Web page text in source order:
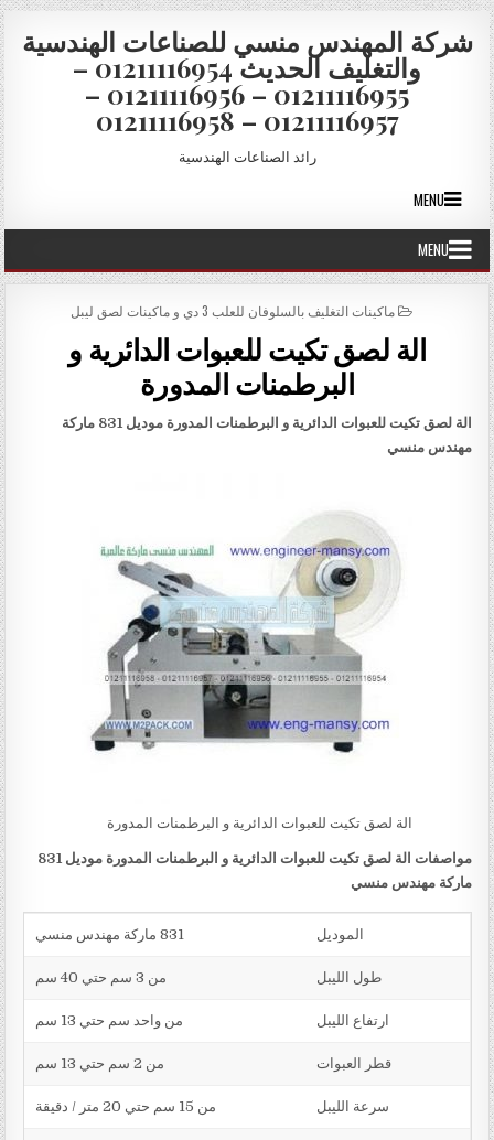
Skip to content
شركة المهندس منسي للصناعات الهندسية
والتغليف الحديث 01211116954 –
01211116955 – 01211116956 –
01211116957 – 01211116958
رائد الصناعات الهندسية
MENU
MENU
POSTED IN
ماكينات التغليف بالسلوفان للعلب 3 دي و ماكينات لصق ليبل
الة لصق تكيت للعبوات الدائرية و
البرطمنات المدورة
الة لصق تكيت للعبوات الدائرية و البرطمنات المدورة موديل 831 ماركة
مهندس منسي
الة لصق تكيت للعبوات الدائرية و البرطمنات المدورة
مواصفات الة لصق تكيت للعبوات الدائرية و البرطمنات المدورة
موديل 831
ماركة مهندس منسي
الموديل 831 ماركة مهندس منسي
طول الليبل من 3 سم حتي 40 سم
ارتفاع الليبل من واحد سم حتي 13 سم
قطر العبوات من 2 سم حتي 13 سم
سرعة الليبل من 15 سم حتي 20 متر / دقيقة